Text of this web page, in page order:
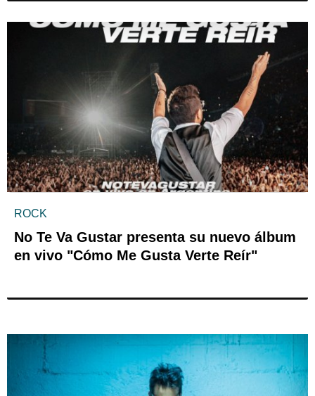
ROCK
No Te Va Gustar presenta su nuevo álbum
en vivo "Cómo Me Gusta Verte Reír"